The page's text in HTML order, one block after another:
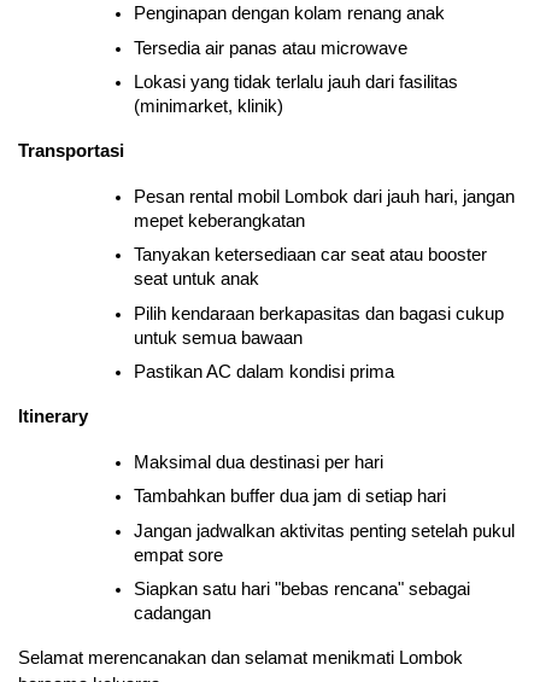
Penginapan dengan kolam renang anak
Tersedia air panas atau microwave
Lokasi yang tidak terlalu jauh dari fasilitas
(minimarket, klinik)
Transportasi
Pesan rental mobil Lombok dari jauh hari, jangan
mepet keberangkatan
Tanyakan ketersediaan car seat atau booster
seat untuk anak
Pilih kendaraan berkapasitas dan bagasi cukup
untuk semua bawaan
Pastikan AC dalam kondisi prima
Itinerary
Maksimal dua destinasi per hari
Tambahkan buffer dua jam di setiap hari
Jangan jadwalkan aktivitas penting setelah pukul
empat sore
Siapkan satu hari "bebas rencana" sebagai
cadangan
Selamat merencanakan dan selamat menikmati Lombok